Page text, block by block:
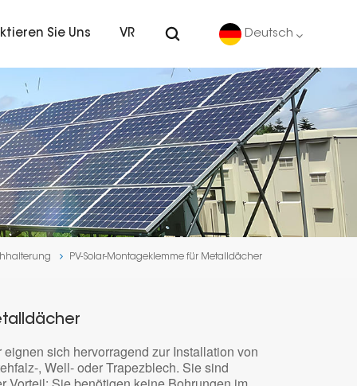
Sie Uns VR Deutsch
English
Deutsch
español
português
日本語
PV-Solar-Montageklemme für Metalldächer
sich hervorragend zur Installation von
, Well- oder Trapezblech. Sie sind